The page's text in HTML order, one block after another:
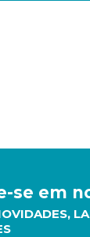
se em